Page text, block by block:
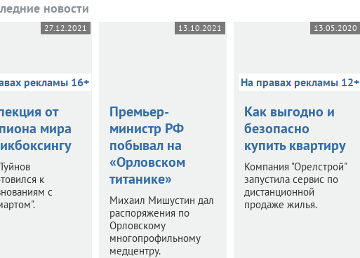
новости
27.12.2021
рекламы 16+
от
мира
к
с
13.10.2021
Премьер-
министр РФ
побывал на
«Орловском
титанике»
Михаил Мишустин дал
распоряжения по
Орловскому
многопрофильному
медцентру.
13.05.2020
На правах рекламы 12+
Как выгодно и
безопасно
купить квартиру
Компания "Орелстрой"
запустила сервис по
дистанционной
продаже жилья.